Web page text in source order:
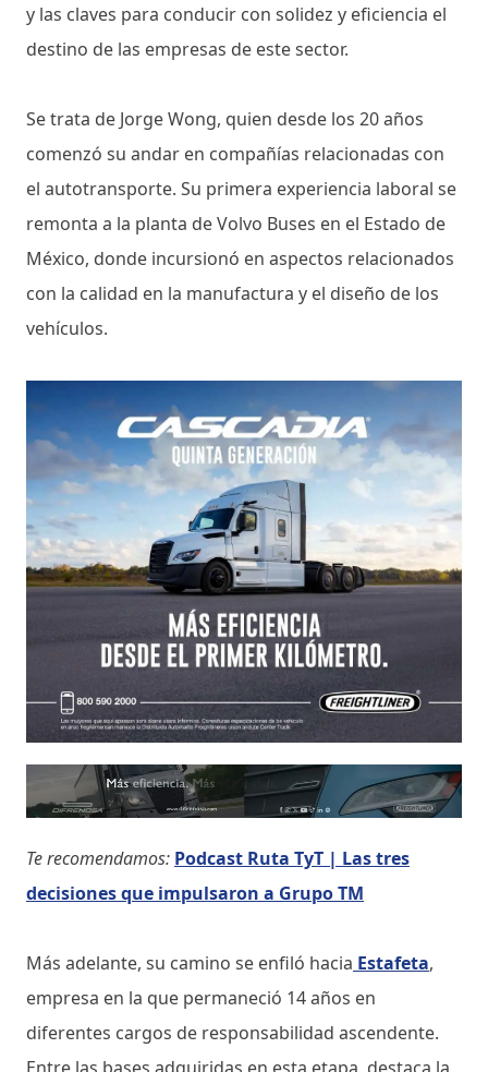
y las claves para conducir con solidez y eficiencia el
destino de las empresas de este sector.
Se trata de Jorge Wong, quien desde los 20 años
comenzó su andar en compañías relacionadas con
el autotransporte. Su primera experiencia laboral se
remonta a la planta de Volvo Buses en el Estado de
México, donde incursionó en aspectos relacionados
con la calidad en la manufactura y el diseño de los
vehículos.
Te recomendamos: Podcast Ruta TyT | Las tres
decisiones que impulsaron a Grupo TM
Más adelante, su camino se enfiló hacia Estafeta,
empresa en la que permaneció 14 años en
diferentes cargos de responsabilidad ascendente.
Entre las bases adquiridas en esta etapa, destaca la